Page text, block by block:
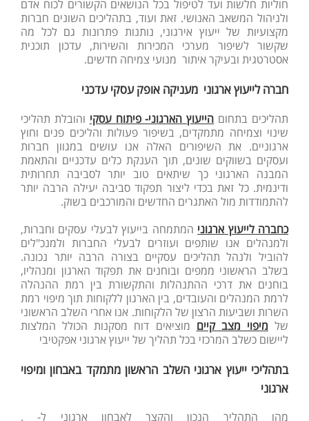
חוליות חלשות ועד לטיפול בכל הנושאים הקשורים לכוח אדם
ולניהול המשאב האנושי. זאת ועוד, בתהליכים השונים חברות
מקצועיות של ייעוץ אירגוני, נותנות פתרונות גם לכל מה
שקשור לשיפור מערכי המכירות והשירות, עדכון תוכנית
אסטרטגית ובעיקר איתור מנועי צמיחה חדשים.
חברה לייעוץ ארגוני מעניקה אופק עסקי עדכני
תהליכים בתחום הייעוץ הארגוני- פיתוח עסקי והובלת תהליכי
שינוי וצמיחה מתמקדים, בשיפור פעולות והליכים פנים וחוץ
ארגוניים. את השיפורים האלה אנו עושים במגוון חברות
ועסקים בשווקים שונים, תוך הענקת כלים עדכניים והתאמת
המבנה הארגוני כך שיתאים טוב יותר לסביבה תחרותית
ודינמית. כל זאת בכדי ליצור תפקוד סביבה יעילה הרבה יותר
להתמודדות מול האתגרים החדשים והמורכבים בשוק.
כחברה לייעוץ ארגוני המתמחה בייעוץ לבעלי עסקים וחברות,
ולמנהלים אנו שותפים ועוזרים לבעלי החברות ולמנכ"לים
להוביל ולנהל תהליכים עסקיים בצורה הרבה יותר נכונה.
בשלב הראשוני ממפים ובוחנים את תפקוד הארגון ומנהליו,
בוחנים את דרכי ההתנהלות והתקשורת בין רמת ההנהלה
לרמת המנהלים והעובדים, בין הארגון ללקוחות תוך מיפוי רמת
השרות ושביעות הרצון של הלקוחות. אנו אחרי השלב הראשוני
של מיפוי מצב קיים מוציאים דוח מסקנות הכולל המלצות
ליישום כשלב המרכזי בכל תהליך של ייעוץ ארגוני אפקטיבי
בתהליכי ייעוץ ארגוני השלב הראשון מתמקד באבחון ומיפוי
ארגוני
מהו התהליך הנכון והקצר לאבחון ארגוני ל- .